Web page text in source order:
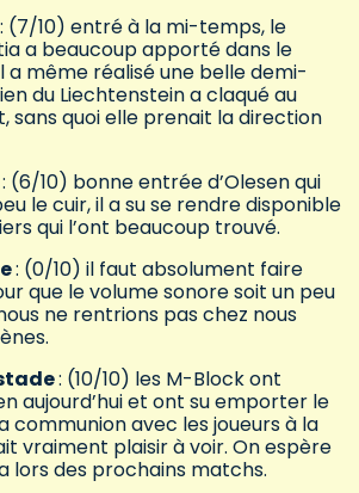
: (7/10) entré à la mi-temps, le
a beaucoup apporté dans le
a même réalisé une belle demi-
du Liechtenstein a claqué au
sans quoi elle prenait la direction
: (6/10) bonne entrée d’Olesen qui
le cuir, il a su se rendre disponible
qui l’ont beaucoup trouvé.
: (0/10) il faut absolument faire
que le volume sonore soit un peu
ne rentrions pas chez nous
: (10/10) les M-Block ont
aujourd’hui et ont su emporter le
communion avec les joueurs à la
vraiment plaisir à voir. On espère
lors des prochains matchs.